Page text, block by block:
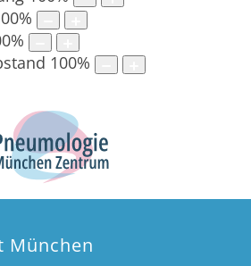
%
%
100%
München